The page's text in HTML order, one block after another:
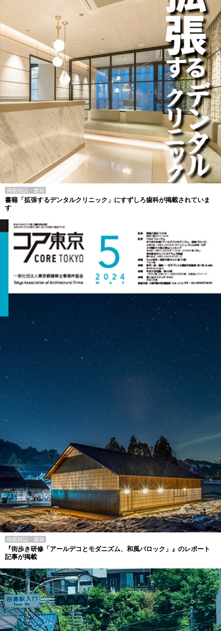
掲載雑誌・書籍
書籍「拡張するデンタルクリニック」にすずしろ歯科が掲載されていま
す
掲載雑誌・書籍
『街歩き研修「アールデコとモダニズム、和風バロック」』のレポート
記事が掲載